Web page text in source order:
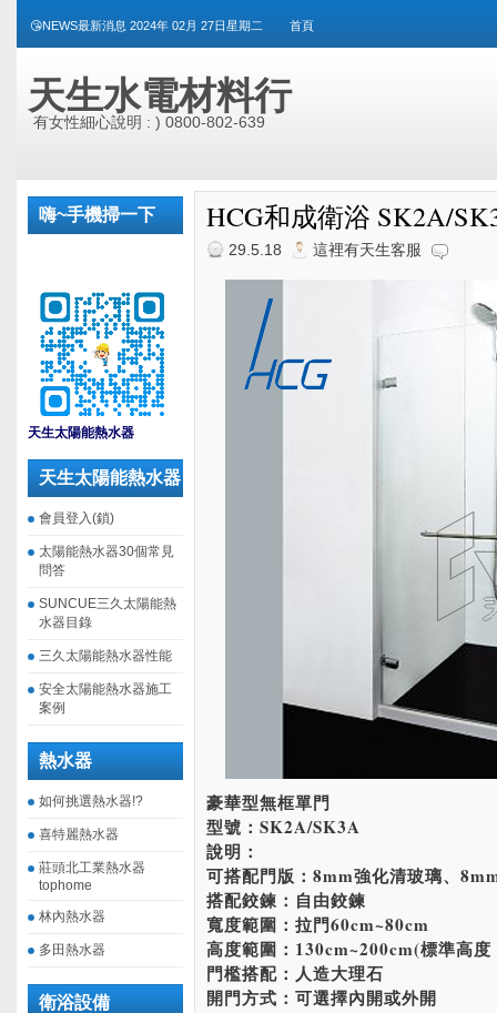
😘NEWS最新消息 2024年 02月 27日星期二 首頁
天生水電材料行
有女性細心說明 : ) 0800-802-639
嗨~手機掃一下
天生太陽能熱水器
天生太陽能熱水器
會員登入(鎖)
太陽能熱水器30個常見
問答
SUNCUE三久太陽能熱
水器目錄
三久太陽能熱水器性能
安全太陽能熱水器施工
案例
熱水器
如何挑選熱水器!?
喜特麗熱水器
莊頭北工業熱水器
tophome
林內熱水器
多田熱水器
衛浴設備
HCG和成衛浴 SK2A/
29.5.18 這裡有天生客服
豪華型無框單門
型號：SK2A/SK3A
說明：
可搭配門版：8mm強化清玻璃、
搭配鉸鍊：自由鉸鍊
寬度範圍：拉門60cm~80cm
高度範圍：130cm~200cm(標準高
門檻搭配：人造大理石
開門方式：可選擇內開或外開